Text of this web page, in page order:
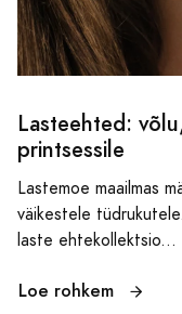
Lasteehted:
printsessile
Lastemoe maailmas
väikestele
laste ehtekollektsio...
Loe rohkem